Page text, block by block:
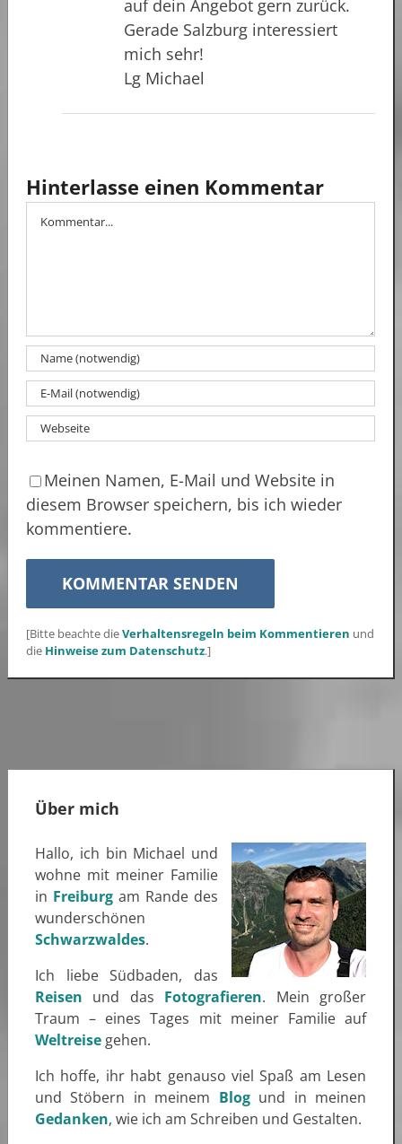
auf dein Angebot gern zurück.
Gerade Salzburg interessiert
mich sehr!
Lg Michael
Hinterlasse einen Kommentar
Meinen Namen, E-Mail und Website in
diesem Browser speichern, bis ich wieder
kommentiere.
[Bitte beachte dieVerhaltensregeln beim Kommentieren und
die Hinweise zum Datenschutz.]
Über mich
Hallo, ich bin Michael und
wohne mit meiner Familie
in Freiburg am Rande des
wunderschönen
Schwarzwaldes.
Ich liebe Südbaden, das
Reisen und das Fotografieren. Mein großer
Traum – eines Tages mit meiner Familie auf
Weltreise gehen.
Ich hoffe, ihr habt genauso viel Spaß am Lesen
und Stöbern in meinem Blog und in meinen
Gedanken, wie ich am Schreiben und Gestalten.